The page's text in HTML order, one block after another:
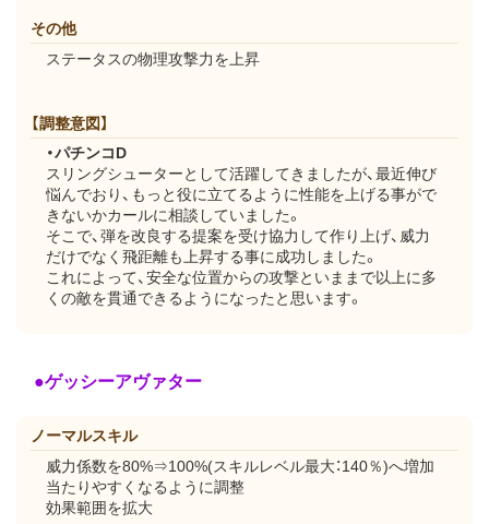
その他
ステータスの物理攻撃力を上昇
【調整意図】
・パチンコD
スリングシューターとして活躍してきましたが、最近伸び
悩んでおり、もっと役に立てるように性能を上げる事がで
きないかカールに相談していました。
そこで、弾を改良する提案を受け協力して作り上げ、威力
だけでなく飛距離も上昇する事に成功しました。
これによって、安全な位置からの攻撃といままで以上に多
くの敵を貫通できるようになったと思います。
●ゲッシーアヴァター
ノーマルスキル
威力係数を80%⇒100%(スキルレベル最大：140％)へ増加
当たりやすくなるように調整
効果範囲を拡大